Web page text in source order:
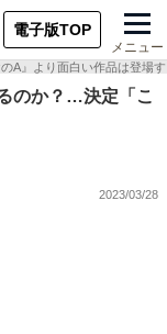
電子版TOP
メニュー
のA』より面白い作品は登場
のか？…決定「こ
2023/03/28